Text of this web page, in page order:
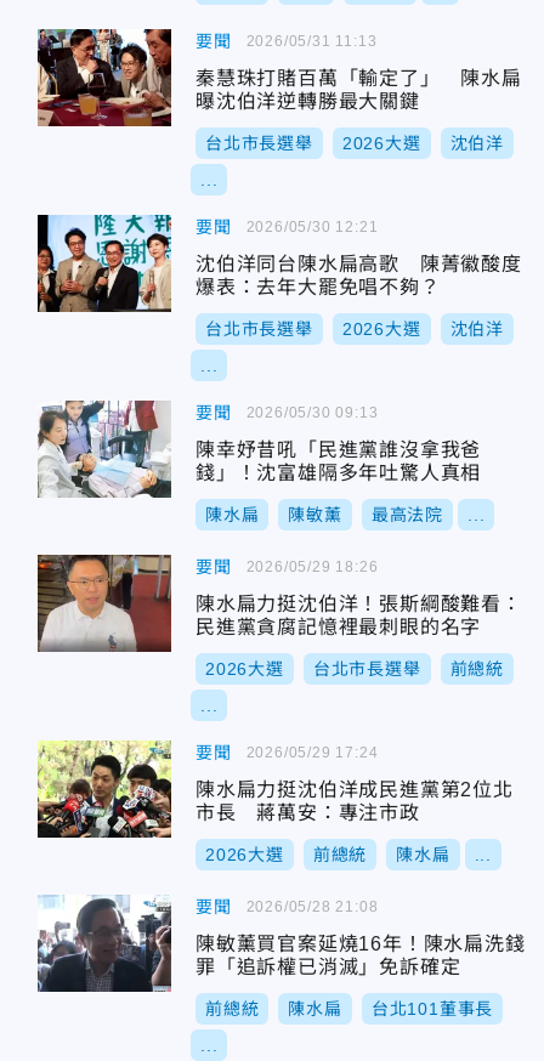
要聞
秦慧珠打賭百萬「輸定了」 陳水扁
曝沈伯洋逆轉勝最大關鍵
台北市長選舉 2026大選 沈伯洋
2026/05/31 11:13
要聞
沈伯洋同台陳水扁高歌 陳菁徽酸度
爆表：去年大罷免唱不夠？
台北市長選舉 2026大選 沈伯洋
2026/05/30 12:21
要聞
陳幸妤昔吼「民進黨誰沒拿我爸
錢」！沈富雄隔多年吐驚人真相
陳水扁 陳敏薰 最高法院
2026/05/30 09:13
要聞
陳水扁力挺沈伯洋！張斯綱酸難看：
民進黨貪腐記憶裡最刺眼的名字
2026大選 台北市長選舉 前總統
2026/05/29 18:26
要聞
陳水扁力挺沈伯洋成民進黨第2位北
市長 蔣萬安：專注市政
2026大選 前總統 陳水扁
2026/05/29 17:24
要聞
陳敏薰買官案延燒16年！陳水扁洗錢
罪「追訴權已消滅」免訴確定
前總統 陳水扁 台北101董事長
2026/05/28 21:08